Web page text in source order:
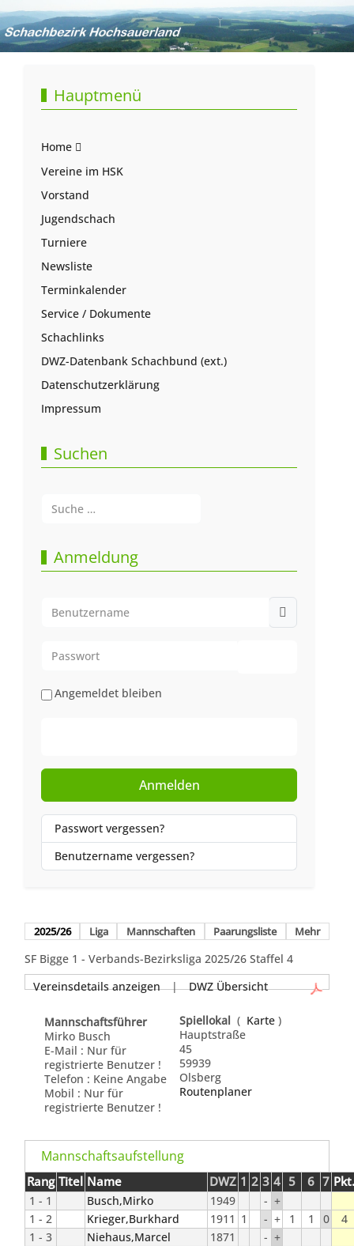
Hauptmenü
Home
Vereine im HSK
Vorstand
Jugendschach
Turniere
Newsliste
Terminkalender
Service / Dokumente
Schachlinks
DWZ-Datenbank Schachbund (ext.)
Datenschutzerklärung
Impressum
Suchen
Anmeldung
Angemeldet bleiben
Anmelden
Passwort vergessen?
Benutzername vergessen?
2025/26 Liga Mannschaften Paarungsliste Mehr
SF Bigge 1 - Verbands-Bezirksliga 2025/26 Staffel 4
Vereinsdetails anzeigen | DWZ Übersicht
Mannschaftsführer
Mirko Busch
E-Mail : Nur für
registrierte Benutzer !
Telefon : Keine Angabe
Mobil : Nur für
registrierte Benutzer !
Spiellokal ( Karte )
Hauptstraße
45
59939
Olsberg
Routenplaner
Mannschaftsaufstellung
Rang Titel Name DWZ 1 2 3 4 5 6 7
1 - 1 Busch,Mirko 1949 - +
1 - 2
Krieger,Burkhard 1911 1 - + 1 1 0
4
1 - 3
Niehaus,Marcel 1871 - +